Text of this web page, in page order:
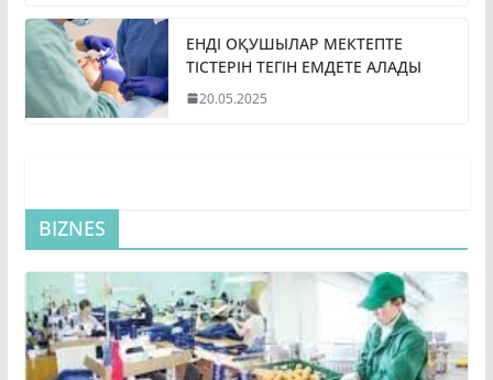
ЕНДІ ОҚУШЫЛАР МЕКТЕПТЕ
ТІСТЕРІН ТЕГІН ЕМДЕТЕ АЛАДЫ
20.05.2025
BIZNES